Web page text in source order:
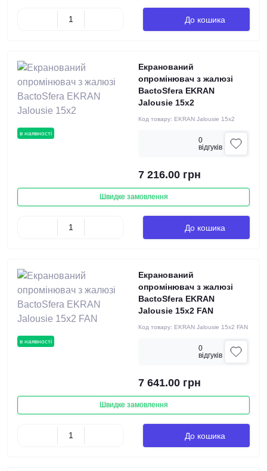
До кошика
в наявності
Екранований
опромінювач з жалюзі
BactoSfera EKRAN
Jalousie 15х2
Код товару: EKRAN Jalousie 15х2
0
вiдгукiв
7 216.00 грн
Швидке замовлення
До кошика
в наявності
Екранований
опромінювач з жалюзі
BactoSfera EKRAN
Jalousie 15х2 FAN
Код товару: EKRAN Jalousie 15х2 FAN
0
вiдгукiв
7 641.00 грн
Швидке замовлення
До кошика